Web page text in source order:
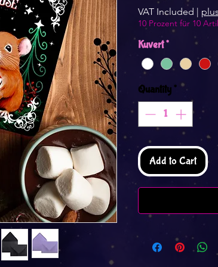
VAT Included |
10 Prozent für 10
Kuvert*
Quantity*
Add to Cart